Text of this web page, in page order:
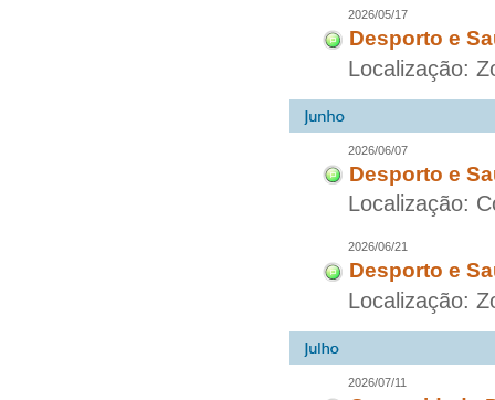
2026/05/17
Desporto e
Localização:
2026/06/07
Desporto e
Localização:
2026/06/21
Desporto e
Localização:
2026/07/11